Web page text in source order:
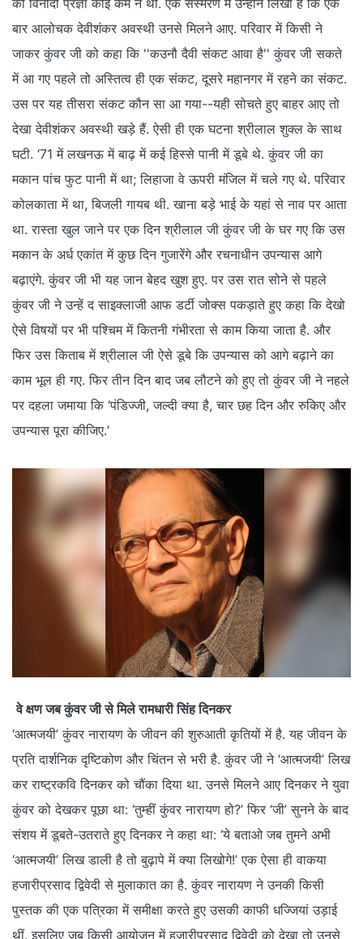
की विनोदी प्रज्ञा कोई कम न थी. एक संस्‍मरण में उन्होंने लिखा है कि एक
बार आलोचक देवीशंकर अवस्‍थी उनसे मिलने आए. परिवार में किसी ने
जाकर कुंवर जी को कहा कि ''कउनौ दैवी संकट आवा है'' कुंवर जी सकते
में आ गए पहले तो अस्‍तित्‍व ही एक संकट, दूसरे महानगर में रहने का संकट.
उस पर यह तीसरा संकट कौन सा आ गया--यही सोचते हुए बाहर आए तो
देखा देवीशंकर अवस्‍थी खड़े हैं. ऐसी ही एक घटना श्रीलाल शुक्ल के साथ
घटी. ‘71 में लखनऊ में बाढ़ में कई हिस्से पानी में डूबे थे. कुंवर जी का
मकान पांच फुट पानी में था; लिहाजा वे ऊपरी मंजिल में चले गए थे. परिवार
कोलकाता में था, बिजली गायब थी. खाना बड़े भाई के यहां से नाव पर आता
था. रास्ता खुल जाने पर एक दिन श्रीलाल जी कुंवर जी के घर गए कि उस
मकान के अर्ध एकांत में कुछ दिन गुजारेंगे और रचनाधीन उपन्यास आगे
बढ़ाएंगे. कुंवर जी भी यह जान बेहद खुश हुए. पर उस रात सोने से पहले
कुंवर जी ने उन्हें द साइक्लाजी आफ डर्टी जोक्स पकड़ाते हुए कहा कि देखो
ऐसे विषयों पर भी पश्चिम में कितनी गंभीरता से काम किया जाता है. और
फिर उस किताब में श्रीलाल जी ऐसे डूबे कि उपन्यास को आगे बढ़ाने का
काम भूल ही गए. फिर तीन दिन बाद जब लौटने को हुए तो कुंवर जी ने नहले
पर दहला जमाया कि ‘पंडिज्जी, जल्दी क्या है, चार छह दिन और रुकिए और
उपन्यास पूरा कीजिए.‘
वे क्षण जब कुंवर जी से मिले रामधारी सिंह दिनकर
‘आत्‍मजयी’ कुंवर नारायण के जीवन की शुरुआती कृतियों में है. यह जीवन के
प्रति दार्शनिक दृष्‍टिकोण और चिंतन से भरी है. कुंवर जी ने ‘आत्मजयी’ लिख
कर राष्‍ट्रकवि दिनकर को चौंका दिया था. उनसे मिलने आए दिनकर ने युवा
कुंवर को देखकर पूछा था: ‘तुम्हीं कुंवर नारायण हो?’ फिर ‘जी’ सुनने के बाद
संशय में डूबते-उतराते हुए दिनकर ने कहा था: ‘ये बताओ जब तुमने अभी
‘आत्मजयी’ लिख डाली है तो बुढ़ापे में क्या लिखोगे!’ एक ऐसा ही वाकया
हजारीप्रसाद द्विवेदी से मुलाकात का है. कुंवर नारायण ने उनकी किसी
पुस्तक की एक पत्रिका में समीक्षा करते हुए उसकी काफी धज्जियां उड़ाई
थीं. इसलिए जब किसी आयोजन में हजारीप्रसाद द्विवेदी को देखा तो उनसे